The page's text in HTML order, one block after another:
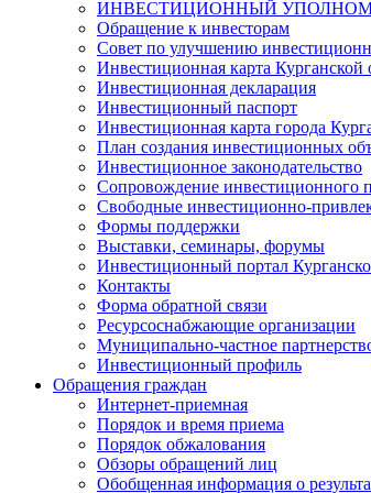
ИНВЕСТИЦИОННЫЙ
Обращение к инвесторам
Совет по улучшению
Инвестиционная карта Курганской
Инвестиционная декларация
Инвестиционный паспорт
Инвестиционная карта города
План создания инвестиционных
Инвестиционное законодательство
Сопровождение инвестиционного
Свободные инвестиционно-
Формы поддержки
Выставки, семинары, форумы
Инвестиционный портал
Контакты
Форма обратной связи
Ресурсоснабжающие организации
Муниципально-частное
Инвестиционный профиль
Обращения граждан
Интернет-приемная
Порядок и время приема
Порядок обжалования
Обзоры обращений лиц
Обобщенная информация о